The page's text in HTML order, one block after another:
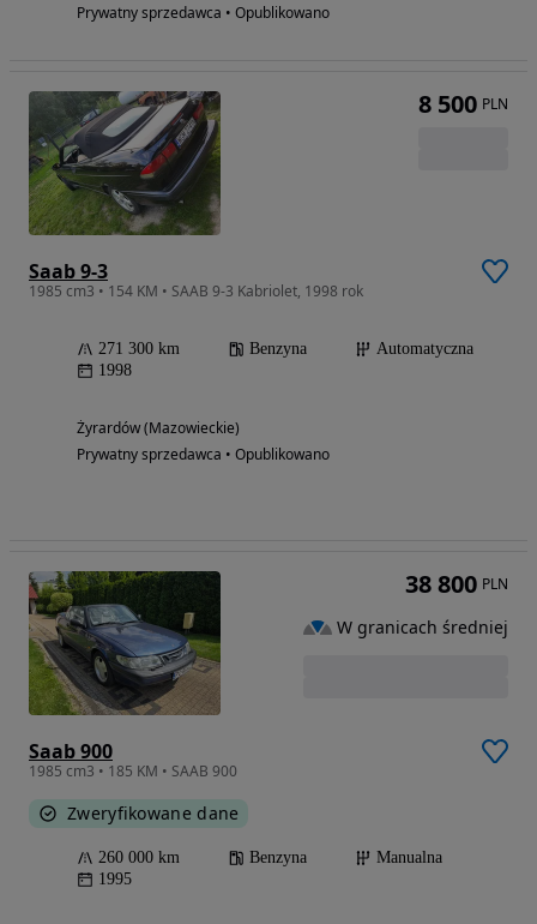
Prywatny sprzedawca • Opublikowano
Saab 9-3
1985 cm3 • 154 KM • SAAB 9-3 Kabriolet, 1998 rok
271 300 km Benzyna
Automatyczna
1998
Żyrardów (Mazowieckie)
Prywatny sprzedawca • Opublikowano
8 500 PLN
Saab 900
1985 cm3 • 185 KM • SAAB 900
Zweryfikowane dane
260 000 km Benzyna
Manualna
1995
38 800 PLN
W granicach średniej